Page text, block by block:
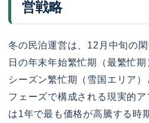
営戦略
冬の民泊運営は、12月中旬の
日の年末年始繁忙期（最繁忙
シーズン繁忙期（雪国エリア
フェーズで構成される現実的
は1年で最も価格が高騰する時